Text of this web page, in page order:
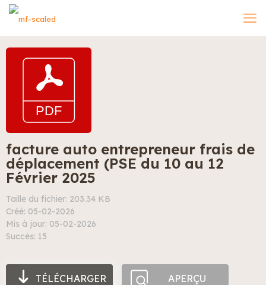
facture auto entrepreneur frais de
déplacement (PSE du 10 au 12
Février 2025
Taille du fichier: 203.34 KB
Créé: 05-02-2026
Mis à jour: 05-02-2026
Succès: 15
TÉLÉCHARGER APERÇU